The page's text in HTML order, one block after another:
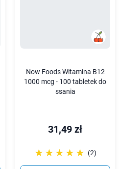
Now Foods Witamina B12
1000 mcg - 100 tabletek do
ssania
31,49 zł
☆☆☆☆☆
★★★★★ (2)